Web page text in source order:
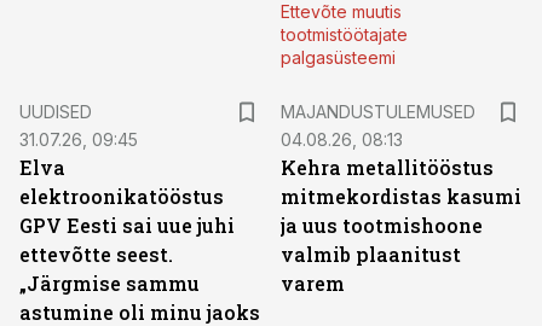
Ettevõte muutis
tootmistöötajate
palgasüsteemi
UUDISED
31.07.26, 09:45
Elva
elektroonikatööstus
GPV Eesti sai uue juhi
ettevõtte seest.
„Järgmise sammu
astumine oli minu jaoks
MAJANDUSTULEMUSED
04.08.26, 08:13
Kehra metallitööstus
mitmekordistas kasumi
ja uus tootmishoone
valmib plaanitust
varem